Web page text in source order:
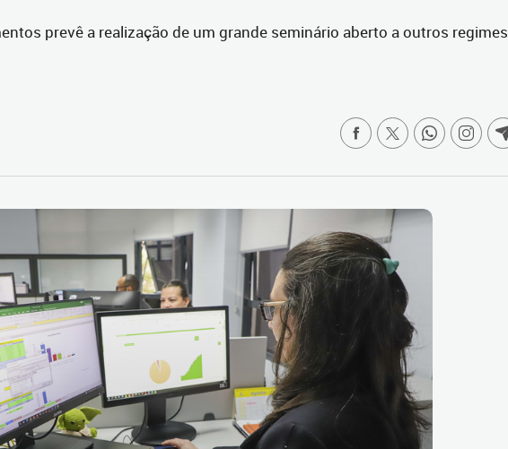
prevê a realização de um grande seminário aberto a outros regimes